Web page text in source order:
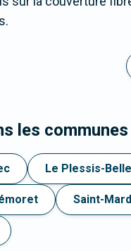
les
Le Plessis-
Saint-Mard